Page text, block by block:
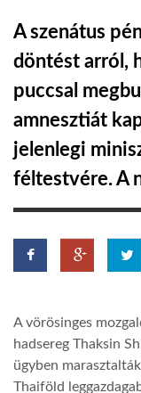
A VILÁG ITTHON
A szenátus
döntést arról,
puccsal
amnesztiát
jelenlegi
féltestvére. A
A vörösinges
hadsereg Thaksin
ügyben
Thaiföld